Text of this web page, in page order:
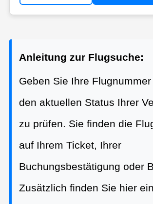
Anleitung zur Flugsuche:
Geben Sie Ihre
den aktuellen Status Ihrer
zu prüfen. Sie finden die
auf Ihrem Ticket, Ihrer
Buchungsbestätigung oder
Zusätzlich finden Sie hier